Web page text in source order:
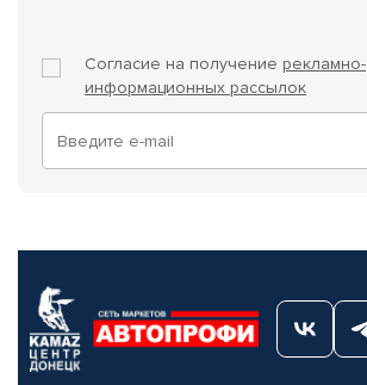
Согласие на получение рекламно-
информационных рассылок